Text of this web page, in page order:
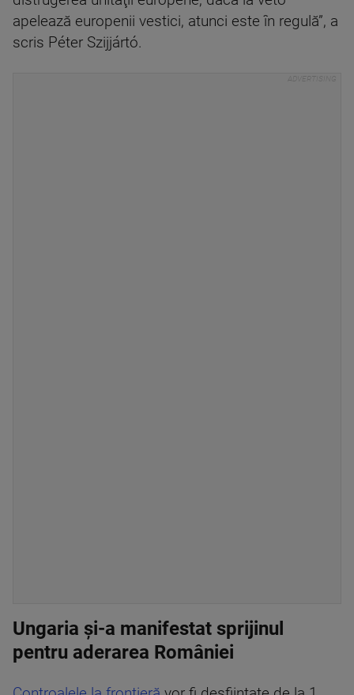
apelează europenii vestici, atunci este în regulă”, a
scris Péter Szijjártó.
Ungaria și-a manifestat sprijinul
pentru aderarea României